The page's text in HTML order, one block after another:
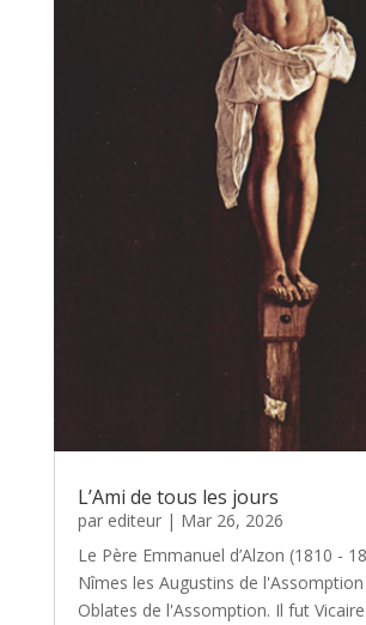
L’Ami de tous les jours
par editeur| Mar 26, 2026
Le Père Emmanuel d’Alzon (1810 -
Nîmes les Augustins de
Oblates de l'Assomption. Il fut